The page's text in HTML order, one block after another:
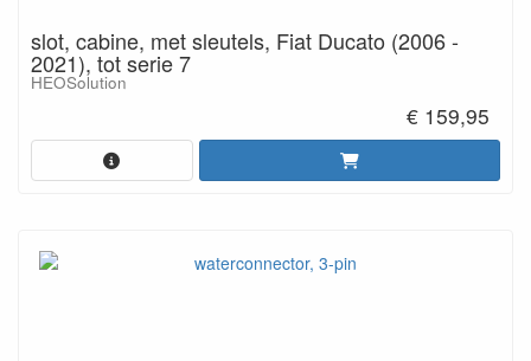
slot, cabine, met sleutels, Fiat Ducato (2006 -
2021), tot serie 7
HEOSolution
€ 159,95